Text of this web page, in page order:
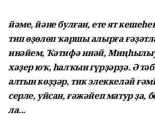
йәме, йәне булған, ете ят
тип өҙөлөп ҡаршы алырға
инәйем, Ҡәтифә инәй,
хәҙер юҡ, һалҡын гүрҙәрҙә. Ә
алтын көҙҙәр, тик элеккеләй
серле, уйсан, ғәжәйеп матур ҙа,
ла...